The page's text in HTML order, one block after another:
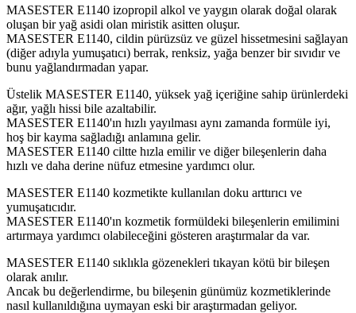
MASESTER E1140 izopropil alkol ve yaygın olarak doğal olarak
oluşan bir yağ asidi olan miristik asitten oluşur.
MASESTER E1140, cildin pürüzsüz ve güzel hissetmesini sağlayan
(diğer adıyla yumuşatıcı) berrak, renksiz, yağa benzer bir sıvıdır ve
bunu yağlandırmadan yapar.
Üstelik MASESTER E1140, yüksek yağ içeriğine sahip ürünlerdeki
ağır, yağlı hissi bile azaltabilir.
MASESTER E1140'ın hızlı yayılması aynı zamanda formüle iyi,
hoş bir kayma sağladığı anlamına gelir.
MASESTER E1140 ciltte hızla emilir ve diğer bileşenlerin daha
hızlı ve daha derine nüfuz etmesine yardımcı olur.
MASESTER E1140 kozmetikte kullanılan doku arttırıcı ve
yumuşatıcıdır.
MASESTER E1140'ın kozmetik formüldeki bileşenlerin emilimini
artırmaya yardımcı olabileceğini gösteren araştırmalar da var.
MASESTER E1140 sıklıkla gözenekleri tıkayan kötü bir bileşen
olarak anılır.
Ancak bu değerlendirme, bu bileşenin günümüz kozmetiklerinde
nasıl kullanıldığına uymayan eski bir araştırmadan geliyor.